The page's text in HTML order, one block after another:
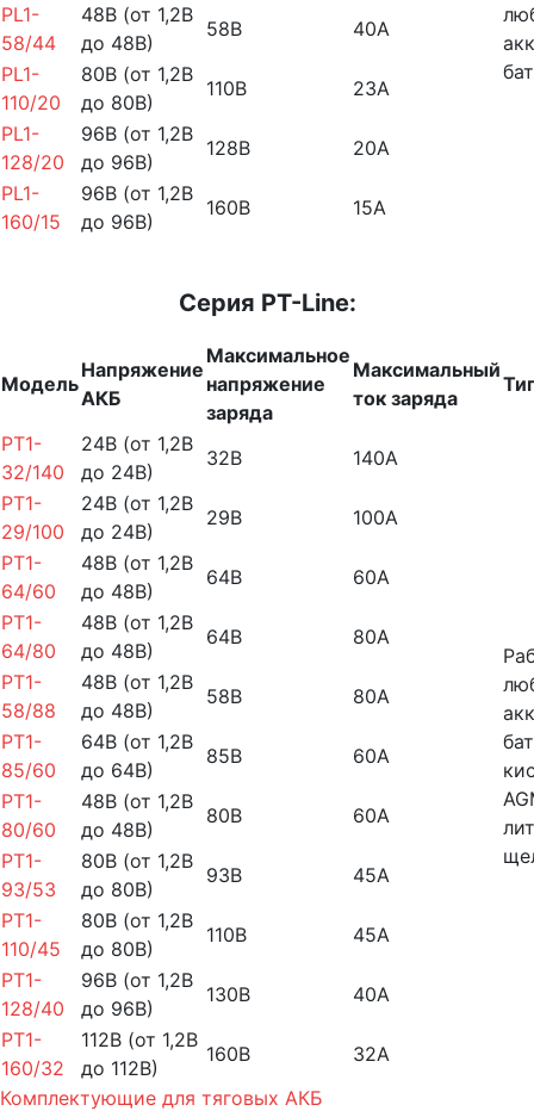
PL1-
58/44
48В (от 1,2В
до 48В)
58В
40А
PL1-
110/20
80В (от 1,2В
до 80В)
110В
23А
PL1-
128/20
96В (от 1,2В
до 96В)
128В
20А
PL1-
160/15
96В (от 1,2В
до 96В)
160В 15А
Серия PT-Line:
Модель
Напряжение
АКБ
Максимальное
напряжение
заряда
Максимальный
ток заряда
PT1-
32/140
24В (от 1,2В
до 24В)
32В 140А
PT1-
29/100
24В (от 1,2В
до 24В)
29В
100А
PT1-
64/60
48В (от 1,2В
до 48В)
64В
60А
PT1-
64/80
48В (от 1,2В
до 48В)
64В
80А
PT1-
58/88
48В (от 1,2В
до 48В)
58В
80А
PT1-
85/60
64В (от 1,2В
до 64В)
85В
60А
PT1-
80/60
48В (от 1,2В
до 48В)
80В
60А
PT1-
93/53
80В (от 1,2В
до 80В)
93В
45А
PT1-
110/45
80В (от 1,2В
до 80В)
110В
45А
PT1-
128/40
96В (от 1,2В
до 96В)
130В
40А
PT1-
160/32
112В (от 1,2В
до 112В)
160В
32А
Комплектующие для тяговых АКБ